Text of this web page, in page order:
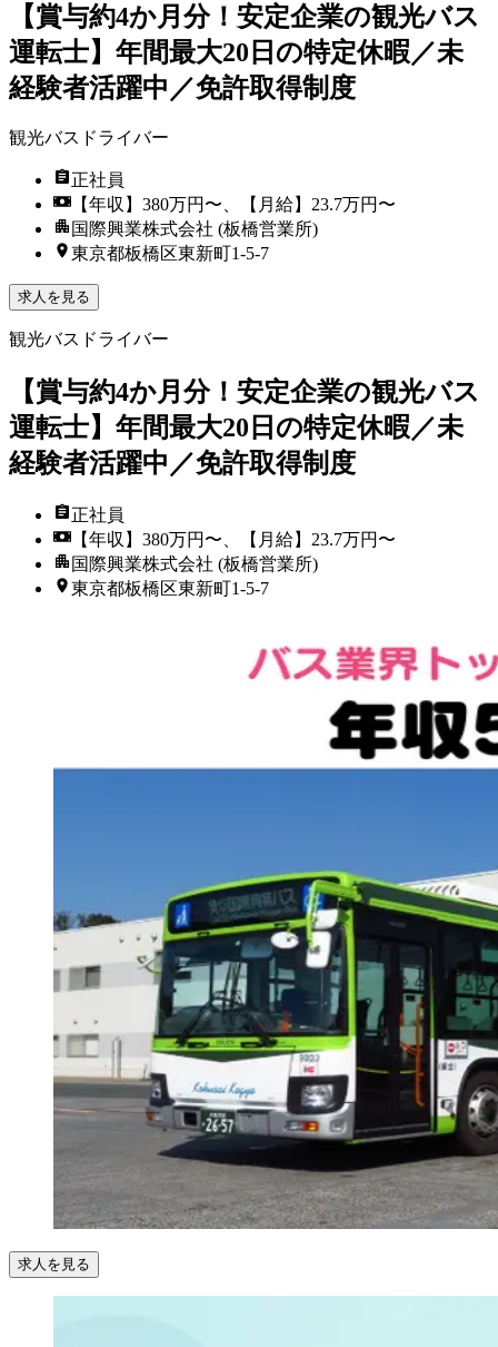
【賞与約4か月分！安定企業の観光バス
運転士】年間最大20日の特定休暇／未
経験者活躍中／免許取得制度
観光バスドライバー
正社員
【年収】380万円〜、【月給】23.7万円〜
国際興業株式会社 (板橋営業所)
東京都板橋区東新町1-5-7
求人を見る
観光バスドライバー
【賞与約4か月分！安定企業の観光バス
運転士】年間最大20日の特定休暇／未
経験者活躍中／免許取得制度
正社員
【年収】380万円〜、【月給】23.7万円〜
国際興業株式会社 (板橋営業所)
東京都板橋区東新町1-5-7
求人を見る